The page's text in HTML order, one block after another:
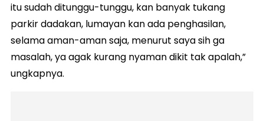
itu sudah ditunggu-tunggu, kan banyak tukang
parkir dadakan, lumayan kan ada penghasilan,
selama aman-aman saja, menurut saya sih ga
masalah, ya agak kurang nyaman dikit tak apalah,”
ungkapnya.